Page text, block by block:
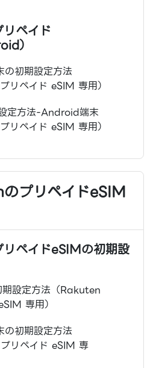
ペイド
）
初期設定方法
リペイド eSIM 専用）
定方法-Android端末
リペイド eSIM 専用）
プリペイドeSIM
ペイドeSIMの初期設
設定方法（Rakuten
専用）
初期設定方法
リペイド eSIM 専